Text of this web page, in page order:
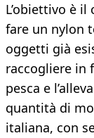
L’obiettivo è
fare un nylon
oggetti già
raccogliere in
pesca e
quantità di
italiana, con